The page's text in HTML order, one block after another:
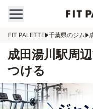
FIT PALETTE 千葉県のジム
成田湯川駅周
つける